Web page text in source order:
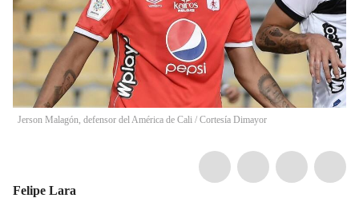
Jerson Malagón, defensor del América de Cali / Cortesía Dimayor
Felipe Lara